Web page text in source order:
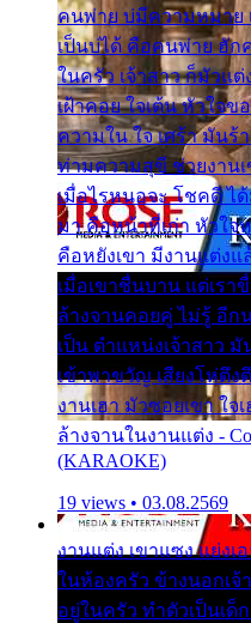
คนพ่าย บ่มีความหมาย เ
เป็นบ่ได้ คือคนพ่าย ฮัก
ในครัว เจ้าสาว ก็มัวแต่
เฝ้าคอย ใจเต้น หัวใจข
ความใน ใจ เศร้า มันร้
ท่ามความสุขี ช่วยงาน
เมื่อไรหนอจะ โชคดี ไ
มา คือหน้าที่เก่า หัวใจ
คือหยังเขา มีงานแต่งแ
เมื่อเขาชื่นบาน แต่เรา
ล้างจานคอยคู่ ไม่รู้ อีก
เป็น ตำแหน่งเจ้าสาว
เข้าพาขวัญ เสียงโห่ตึง
งานเฮา มัวซอยเขา ใ
ล้างจานในงานแต่ง -
(KARAOKE)
19 views • 03.08.2569
งานแต่ง เขาแซง แย่ง
ในห้องครัว ข้างนอกเจ้
อยู่ในครัว ทำตัวเป็นเด็